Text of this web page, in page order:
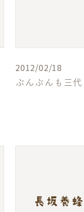
2012/02/18
ぶんぶんも三